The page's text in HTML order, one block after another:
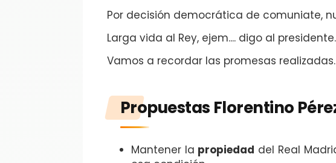
Por decisión democrática de comuniate,
Larga vida al Rey, ejem.... digo al presidente.
Vamos a recordar las promesas
Propuestas Florentino
Mantener la propiedad del Real